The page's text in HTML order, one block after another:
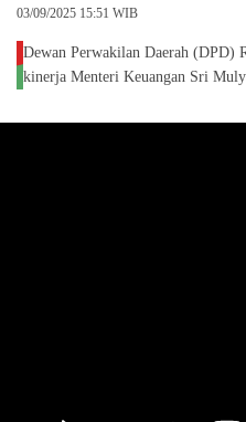
03/09/2025 15:51 WIB
Dewan Perwakilan Daerah (DPD)
kinerja Menteri Keuangan Sri